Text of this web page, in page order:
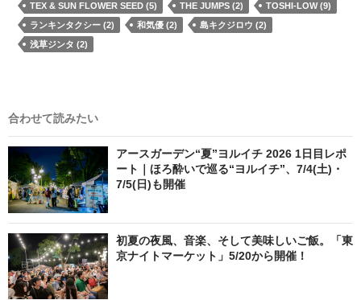
TEX & SUN FLOWER SEED (5)
THE JUMPS (2)
TOSHI-LOW (9)
ランキンタクシー (2)
和気優 (2)
島キクジロウ (2)
浅草ジンタ (2)
合わせて読みたい
アースガーデン“夏”ヨルイチ 2026 1日目レポ
ート｜ほろ酔いで巡る“ヨルイチ”、7/4(土)・
7/5(日)も開催
初夏の夜風、音楽、そして美味しいご飯。「東
京ナイトマーケット」5/20から開催！